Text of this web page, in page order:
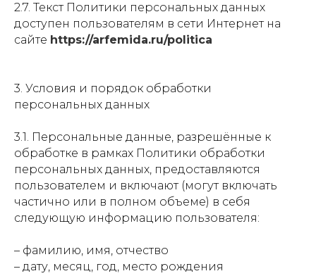
2.7. Текст Политики персональных данных
доступен пользователям в сети Интернет на
сайте https://arfemida.ru/politica
3. Условия и порядок обработки
персональных данных
3.1. Персональные данные, разрешённые к
обработке в рамках Политики обработки
персональных данных, предоставляются
пользователем и включают (могут включать
частично или в полном объеме) в себя
следующую информацию пользователя:
– фамилию, имя, отчество
– дату, месяц, год, место рождения